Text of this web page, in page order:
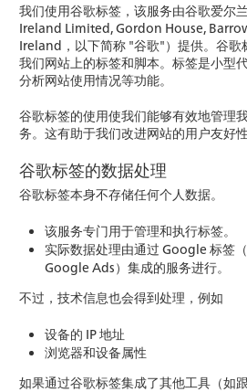
我们使用谷歌标签，该服务由谷歌爱尔
Ireland Limited, Gordon House,
Ireland，以下简称 "谷歌"）提供。谷歌
我们网站上的标签和脚本。标签是小型
分析网站使用情况等功能。
谷歌标签的使用使我们能够有效地管理
务。这有助于我们改进网站的用户友好性
谷歌标签的数据处理
谷歌标签本身不存储任何个人数据。
该服务专门用于管理和执行标签。
实际数据处理由通过 Google 标签
Google Ads）集成的服务进行。
不过，技术信息也会得到处理，例如
设备的 IP 地址
浏览器和设备属性
如果通过谷歌标签集成了其他工具（如